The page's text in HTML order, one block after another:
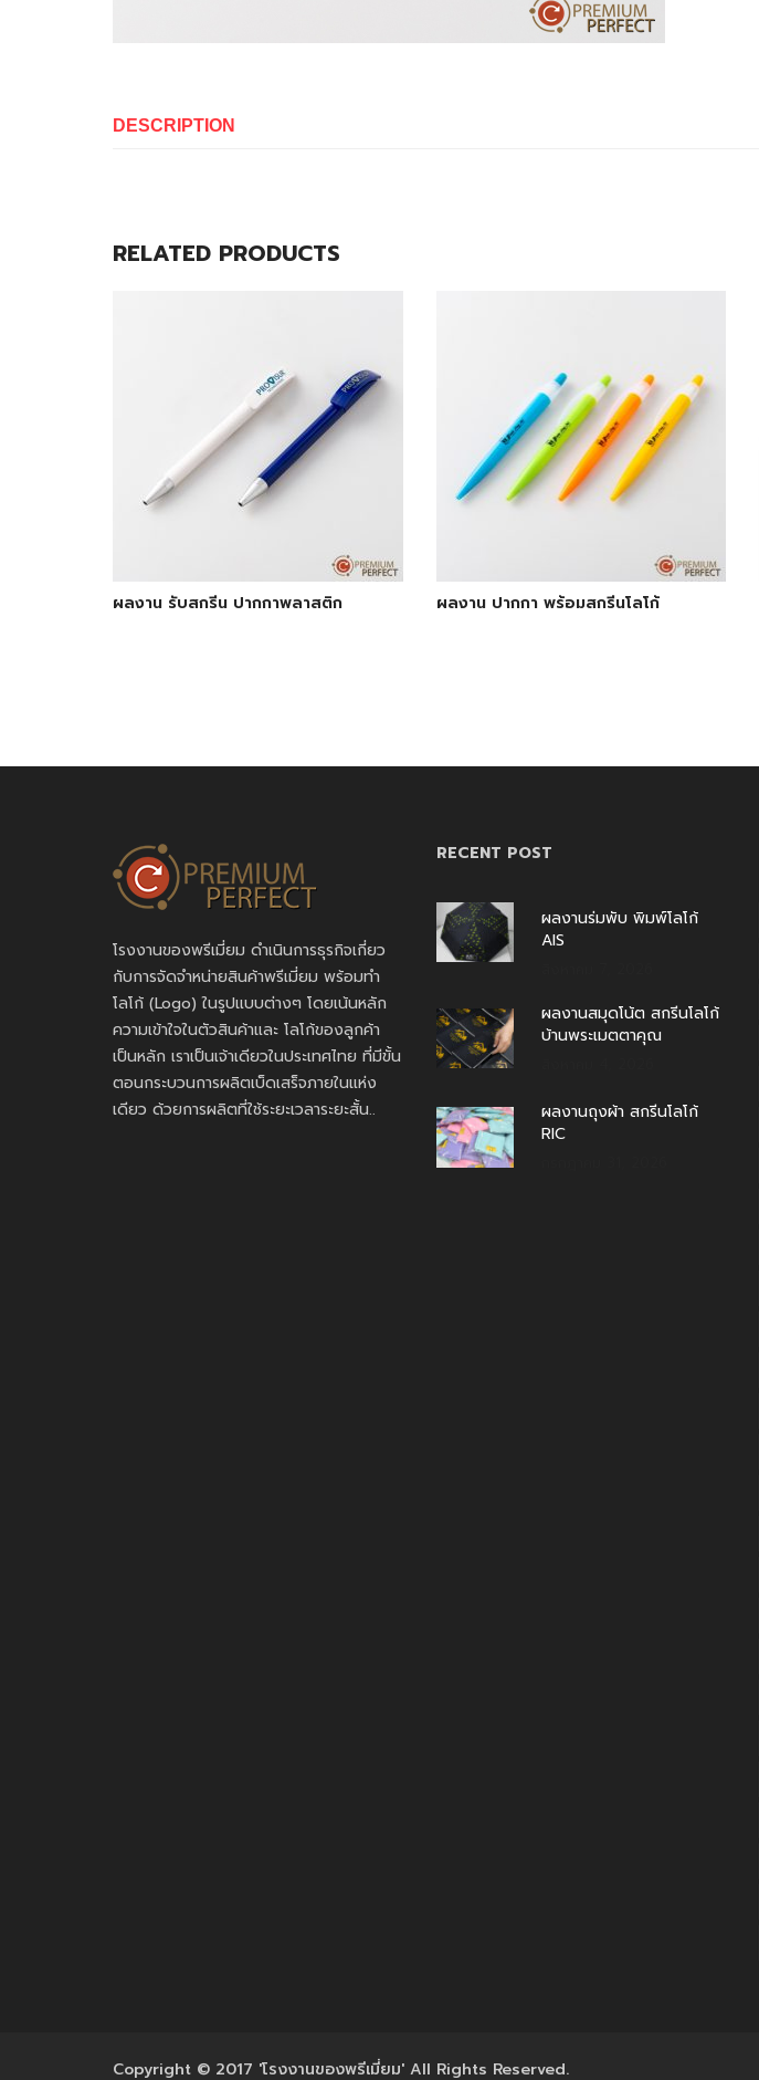
DESCRIPTION
RELATED PRODUCTS
ผลงาน รับสกรีน ปากกาพลาสติก ผลงาน ปากกา พร้อมสกรีนโลโก้
โรงงานของพรีเมี่ยม ดำเนินการธุรกิจเกี่ยว
กับการจัดจำหน่ายสินค้าพรีเมี่ยม พร้อมทำ
โลโก้ (Logo) ในรูปแบบต่างๆ โดยเน้นหลัก
ความเข้าใจในตัวสินค้าและ โลโก้ของลูกค้า
เป็นหลัก เราเป็นเจ้าเดียวในประเทศไทย ที่มีขั้น
ตอนกระบวนการผลิตเบ็ดเสร็จภายในแห่ง
เดียว ด้วยการผลิตที่ใช้ระยะเวลาระยะสั้น..
RECENT POST
ผลงานร่มพับ พิมพ์โลโก้
AIS
ผลงานสมุดโน้ต สกรีนโลโก้
บ้านพระเมตตาคุณ
ผลงานถุงผ้า สกรีนโลโก้
RIC
Copyright © 2017 'โรงงานของพรีเมี่ยม' All Rights Reserved.